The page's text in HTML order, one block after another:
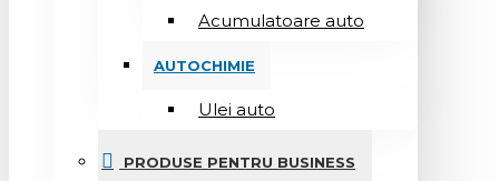
Acumulatoare auto
AUTOCHIMIE
Ulei auto
PRODUSE PENTRU BUSINESS